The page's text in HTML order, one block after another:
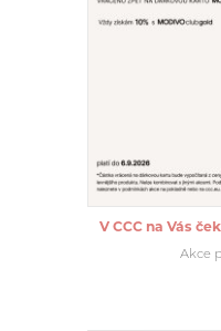
V CCC na Vás
Akce